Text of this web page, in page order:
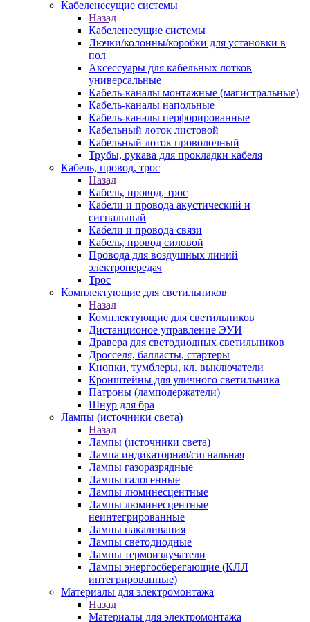
Кабеленесущие системы
Назад
Кабеленесущие системы
Лючки/колонны/коробки для установки в
пол
Аксессуары для кабельных лотков
универсальные
Кабель-каналы монтажные (магистральные)
Кабель-каналы напольные
Кабель-каналы перфорированные
Кабельный лоток листовой
Кабельный лоток проволочный
Трубы, рукава для прокладки кабеля
Кабель, провод, трос
Назад
Кабель, провод, трос
Кабели и провода акустический и
сигнальный
Кабели и провода связи
Кабель, провод силовой
Провода для воздушных линий
электропередач
Трос
Комплектующие для светильников
Назад
Комплектующие для светильников
Дистанционое управление ЭУИ
Дравера для светодиодных светильников
Дросселя, балласты, стартеры
Кнопки, тумблеры, кл. выключатели
Кронштейны для уличного светильника
Патроны (ламподержатели)
Шнур для бра
Лампы (источники света)
Назад
Лампы (источники света)
Лампа индикаторная/сигнальная
Лампы газоразрядные
Лампы галогенные
Лампы люминесцентные
Лампы люминесцентные
неинтегрированные
Лампы накаливания
Лампы светодиодные
Лампы термоизлучатели
Лампы энергосберегающие (КЛЛ
интегрированные)
Материалы для электромонтажа
Назад
Материалы для электромонтажа